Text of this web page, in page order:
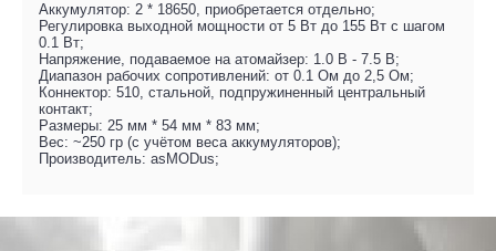
Аккумулятор: 2 * 18650, приобретается отдельно;
Регулировка выходной мощности от 5 Вт до 155 Вт с шагом
0.1 Вт;
Напряжение, подаваемое на атомайзер: 1.0 В - 7.5 В;
Диапазон рабочих сопротивлений: от 0.1 Ом до 2,5 Ом;
Коннектор: 510, стальной, подпружиненный центральный
контакт;
Размеры: 25 мм * 54 мм * 83 мм;
Вес: ~250 гр (с учётом веса аккумуляторов);
Производитель: asMODus;